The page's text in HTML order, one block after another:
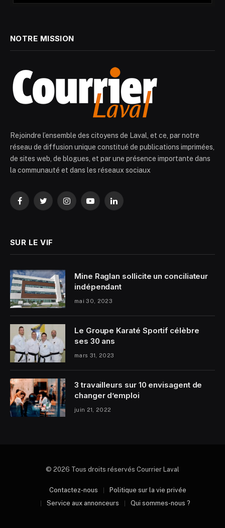
NOTRE MISSION
Rejoindre l’ensemble des citoyens de Laval, et ce, par notre
réseau de diffusion unique constitué de publications imprimées,
de sites web, de blogues, et par une présence importante dans
la communauté et dans les réseaux sociaux
FacebookTwitterInstagramYouTubeLinkedIn
SUR LE VIF
Mine Raglan sollicite un conciliateur
indépendant
mai 30, 2023
Le Groupe Karaté Sportif célèbre
ses 30 ans
mars 31, 2023
3 travailleurs sur 10 envisagent de
changer d’emploi
juin 21, 2022
© 2026 Tous droits réservés Courrier Laval
Contactez-nous
Politique sur la vie privée
Service aux annonceurs
Qui sommes-nous ?